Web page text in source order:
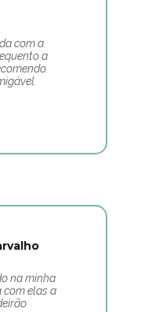
com a
a
na minha
elas a